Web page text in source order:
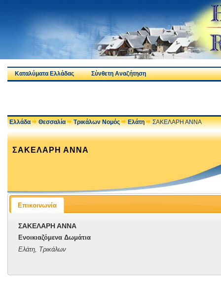
Καταλύματα Ελλάδας Σύνθετη Αναζήτηση
Ελλάδα Θεσσαλία Τρικάλων Νομός Ελάτη ΣΑΚΕΛΑΡΗ ΑΝΝΑ
ΣΑΚΕΛΑΡΗ ΑΝΝΑ
Επικοινωνία
ΣΑΚΕΛΑΡΗ ΑΝΝΑ
Ενοικιαζόμενα Δωμάτια
Ελάτη, Τρικάλων